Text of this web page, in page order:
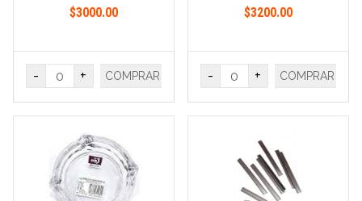
$3000.00
- + COMPRAR
$3200.00
- + COMPRAR